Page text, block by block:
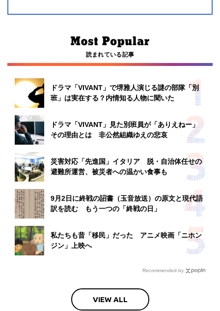
読まれている記事
ドラマ「VIVANT」で堺雅人演じる謎の部隊「別
班」は実在する？内情知る人物に聞いた
ドラマ「VIVANT」見た別班員が「ありえねー」
その理由とは 非公然組織ゆえの悲哀
災害対応「先進国」イタリア 脱・自治体任せの
避難所運営、被災者への温かい食事も
9月2日に終戦の詔書（玉音放送）の原文と現代語
訳を読む もう一つの「終戦の日」
私たちも昔「移民」だった アニメ映画「ニホン
ジン」上映へ
Recommended by
VIEW ALL